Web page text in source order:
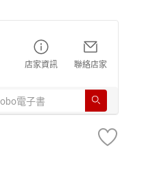
店家資訊 聯絡店家